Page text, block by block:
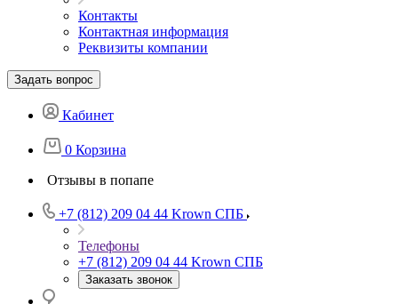
Контакты
Контактная информация
Реквизиты компании
Задать вопрос
Кабинет
0 Корзина
Отзывы в попапе
+7 (812) 209 04 44 Krown СПБ
Телефоны
+7 (812) 209 04 44 Krown СПБ
Заказать звонок